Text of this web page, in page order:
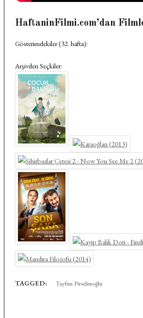
HaftaninFilmi.com’dan
Gösterimdekiler (32. hafta):
Arşivden Seçkiler:
TAGGED: Tayfun Pirselimoğlu